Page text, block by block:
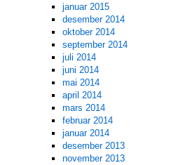
januar 2015
desember 2014
oktober 2014
september 2014
juli 2014
juni 2014
mai 2014
april 2014
mars 2014
februar 2014
januar 2014
desember 2013
november 2013